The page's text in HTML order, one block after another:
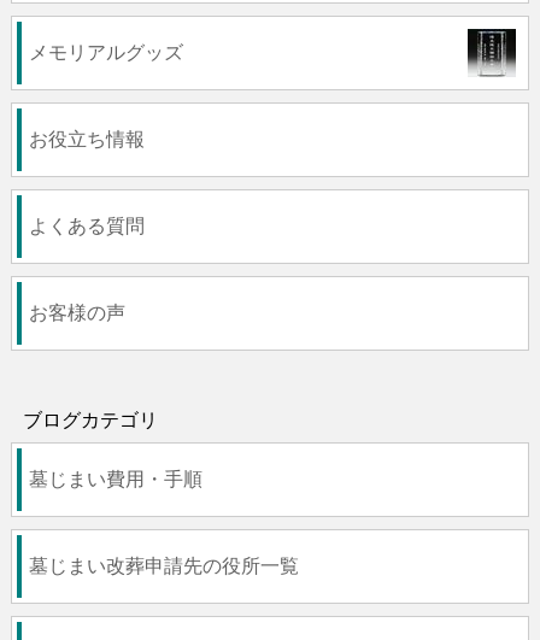
メモリアルグッズ
お役立ち情報
よくある質問
お客様の声
ブログカテゴリ
墓じまい費用・手順
墓じまい改葬申請先の役所一覧